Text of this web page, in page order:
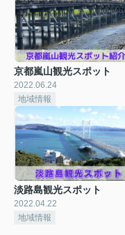
京都嵐山観光スポット
2022.06.24
地域情報
淡路島観光スポット
2022.04.22
地域情報